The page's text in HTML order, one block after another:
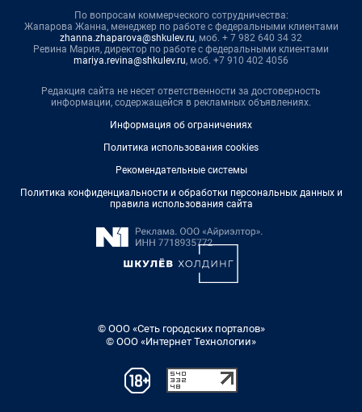
По вопросам коммерческого сотрудничества:
Жапарова Жанна, менеджер по работе с федеральными клиентами
zhanna.zhaparova@shkulev.ru, моб. + 7 982 640 34 32
Ревина Мария, директор по работе с федеральными клиентами
mariya.revina@shkulev.ru, моб. +7 910 402 4056
Редакция сайта не несет ответственности за достоверность
информации, содержащейся в рекламных объявлениях.
Информация об ограничениях
Политика использования cookies
Рекомендательные системы
Политика конфиденциальности и обработки персональных данных и
правила использования сайта
© ООО «Сеть городских порталов»
© ООО «Интернет Технологии»